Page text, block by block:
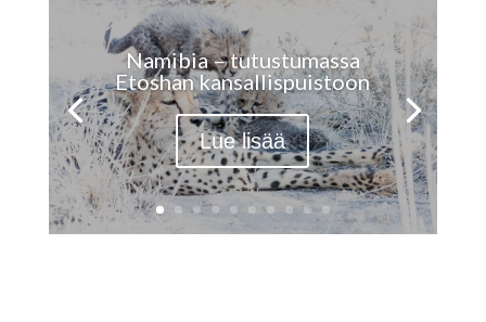
Namibia – tutustumassa
Etoshan kansallispuistoon
Lue lisää